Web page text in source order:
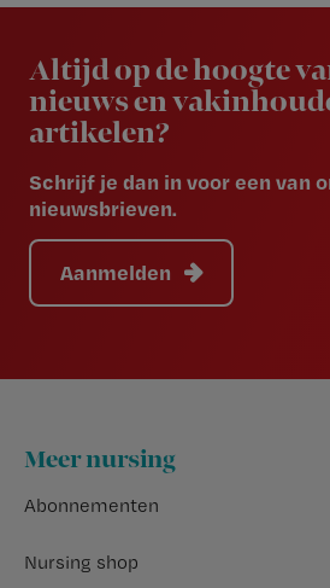
Altijd op de hoogte
nieuws en
artikelen?
Schrijf je dan in voor een van
nieuwsbrieven.
Aanmelden
Footer
Meer nursing
Abonnementen
Nursing shop